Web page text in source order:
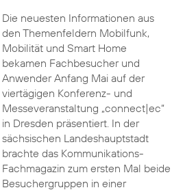
Die neuesten Informationen aus
den Themenfeldern Mobilfunk,
Mobilität und Smart Home
bekamen Fachbesucher und
Anwender Anfang Mai auf der
viertägigen Konferenz- und
Messeveranstaltung „connect|ec“
in Dresden präsentiert. In der
sächsischen Landeshauptstadt
brachte das Kommunikations-
Fachmagazin zum ersten Mal beide
Besuchergruppen in einer